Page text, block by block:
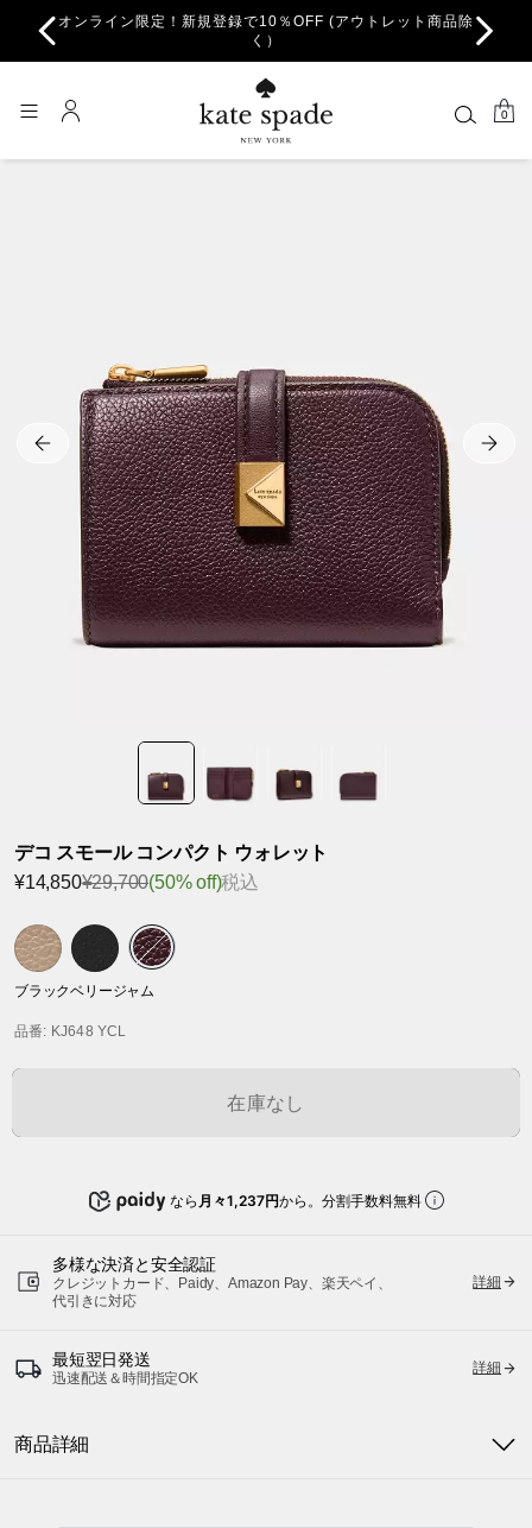
オンライン限定！新規登録で10％OFF (アウトレット商品除
く）
0
デコ スモール コンパクト ウォレット
¥14,850¥29,700(50% off)税込
ブラックベリージャム
品番: KJ648 YCL
在庫なし
なら 月々1,237円から。分割手数料無料
多様な決済と安全認証
クレジットカード、Paidy、Amazon Pay、楽天ペイ、
代引きに対応
詳細
最短翌日発送
迅速配送＆時間指定OK
詳細
商品詳細